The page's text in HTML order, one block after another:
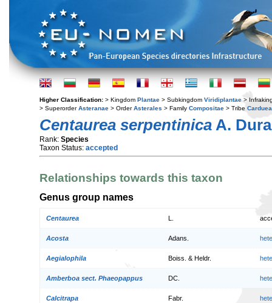
Higher Classification: > Kingdom Plantae > Subkingdom Viridiplantae >
> SuperorderAsteranae > OrderAsterales > Family Compositae > Tribe
Centaurea serpentinica A.
Rank: Species
Taxon Status: accepted
Relationships towards this taxon
Genus group names
Centaurea
Acosta Adans.
Aegialophila Boiss. & Heldr.
Amberboa sect. Phaeopappus DC.
Calcitrapa Fabr.